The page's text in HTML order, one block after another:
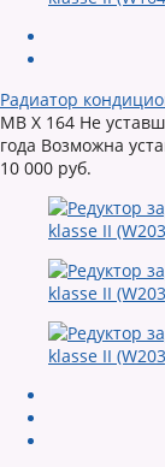
Радиатор
MB X 164 Не
года Возможна
10 000 руб.